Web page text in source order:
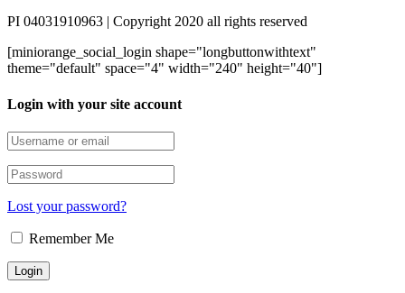
PI 04031910963 | Copyright 2020 all rights reserved
[miniorange_social_login shape="longbuttonwithtext"
theme="default" space="4" width="240" height="40"]
Login with your site account
Lost your password?
Remember Me